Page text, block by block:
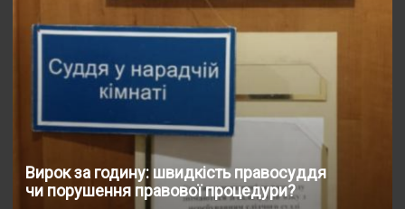
Вирок за годину: швидкість правосуддя
чи порушення правової процедури?